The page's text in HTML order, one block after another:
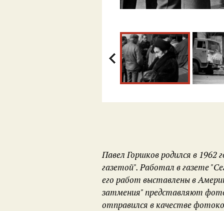
Павел Горшков родился в 1962
газетой". Работал в газете
его работ выставлены в
затмения" представляют
отправился в качестве